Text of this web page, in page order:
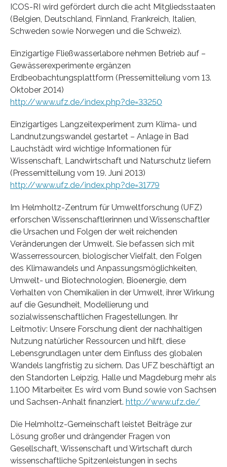
ICOS-RI wird gefördert durch die acht Mitgliedsstaaten
(Belgien, Deutschland, Finnland, Frankreich, Italien,
Schweden sowie Norwegen und die Schweiz).
Einzigartige Fließwasserlabore nehmen Betrieb auf –
Gewässerexperimente ergänzen
Erdbeobachtungsplattform (Pressemitteilung vom 13.
Oktober 2014)
http://www.ufz.de/index.php?de=33250
Einzigartiges Langzeitexperiment zum Klima- und
Landnutzungswandel gestartet – Anlage in Bad
Lauchstädt wird wichtige Informationen für
Wissenschaft, Landwirtschaft und Naturschutz liefern
(Pressemitteilung vom 19. Juni 2013)
http://www.ufz.de/index.php?de=31779
Im Helmholtz-Zentrum für Umweltforschung (UFZ)
erforschen Wissenschaftlerinnen und Wissenschaftler
die Ursachen und Folgen der weit reichenden
Veränderungen der Umwelt. Sie befassen sich mit
Wasserressourcen, biologischer Vielfalt, den Folgen
des Klimawandels und Anpassungsmöglichkeiten,
Umwelt- und Biotechnologien, Bioenergie, dem
Verhalten von Chemikalien in der Umwelt, ihrer Wirkung
auf die Gesundheit, Modellierung und
sozialwissenschaftlichen Fragestellungen. Ihr
Leitmotiv: Unsere Forschung dient der nachhaltigen
Nutzung natürlicher Ressourcen und hilft, diese
Lebensgrundlagen unter dem Einfluss des globalen
Wandels langfristig zu sichern. Das UFZ beschäftigt an
den Standorten Leipzig, Halle und Magdeburg mehr als
1.100 Mitarbeiter. Es wird vom Bund sowie von Sachsen
und Sachsen-Anhalt finanziert. http://www.ufz.de/
Die Helmholtz-Gemeinschaft leistet Beiträge zur
Lösung großer und drängender Fragen von
Gesellschaft, Wissenschaft und Wirtschaft durch
wissenschaftliche Spitzenleistungen in sechs